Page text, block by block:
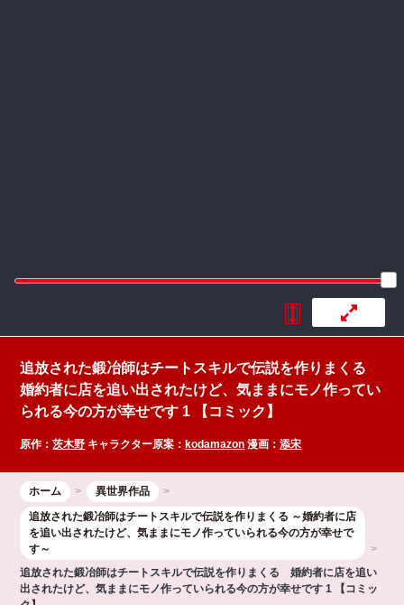
追放された鍛冶師はチートスキルで伝説を作りまくる
婚約者に店を追い出されたけど、気ままにモノ作ってい
られる今の方が幸せです 1 【コミック】
原作：茨木野 キャラクター原案：kodamazon 漫画：添宋
ホーム
異世界作品
追放された鍛冶師はチートスキルで伝説を作りまくる ～婚約者に店
を追い出されたけど、気ままにモノ作っていられる今の方が幸せで
す～
追放された鍛冶師はチートスキルで伝説を作りまくる 婚約者に店を追い
出されたけど、気ままにモノ作っていられる今の方が幸せです 1 【コミッ